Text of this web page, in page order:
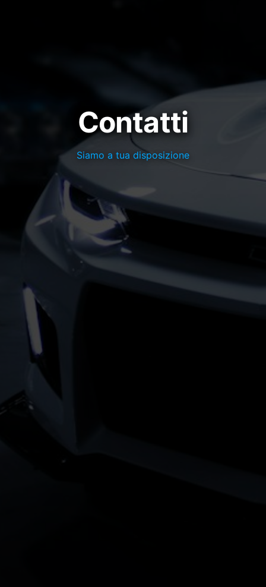
Contatti
Siamo a tua disposizione